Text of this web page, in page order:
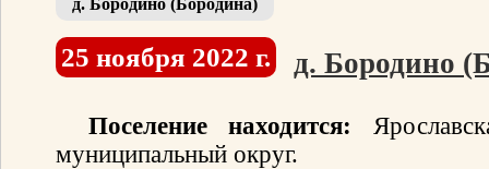
д. Бородино (Бородина)
25 ноября 2022 г. д. Бородино
Поселение находится:
муниципальный округ.